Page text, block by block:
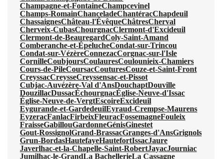
Champagne-et-FontaineChampcevinel
Champs-RomainChanceladeChantéracChapdeuil
ChassaignesChâteau-l'ÉvêqueChâtresCherval
Cherveix-CubasChourgnacClermont-d'Excideuil
Clermont-de-BeauregardColy-Saint-Amand
Comberanche-et-ÉpelucheCondat-sur-Trincou
Condat-sur-VézèreConnezacCorgnac-sur-l'Isle
CornilleCoubjoursCoulauresCoulounieix-Chamiers
Cours-de-PileCoursacCouturesCouze-et-Saint-Front
CreyssacCreysseCreyssensac-et-Pissot
Cubjac-Auvézère-Val d'AnsDouchaptDouville
DouzillacDussacÉchourgnacÉglise-Neuve-d'Issac
Église-Neuve-de-VergtEscoireExcideuil
Eygurande-et-GardedeuilEyraud-Crempse-Maurens
EyzeracFanlacFirbeixFleuracFossemagneFouleix
FraisseGabillouGardonneGénisGinestet
Gout-RossignolGrand-BrassacGranges-d'AnsGrignols
Grun-BordasHautefayeHautefortIssacJaure
Javerlhac-et-la-Chapelle-Saint-RobertJayacJourniac
Jumilhac-le-GrandLa BachellerieLa Cassagne